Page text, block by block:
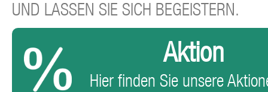
UND LASSEN SIE SICH BEGEISTERN.
Aktion
Hier finden Sie unsere